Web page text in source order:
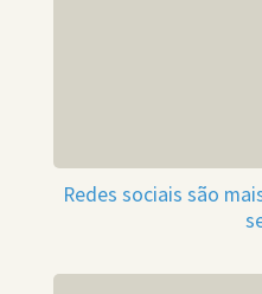
Redes sociais são